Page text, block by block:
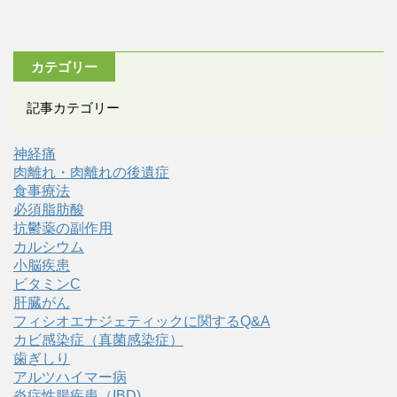
カテゴリー
記事カテゴリー
神経痛
肉離れ・肉離れの後遺症
食事療法
必須脂肪酸
抗鬱薬の副作用
カルシウム
小脳疾患
ビタミンC
肝臓がん
フィシオエナジェティックに関するQ&A
カビ感染症（真菌感染症）
歯ぎしり
アルツハイマー病